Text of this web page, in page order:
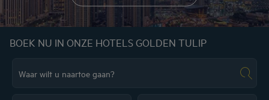
BOEK NU IN ONZE HOTELS GOLDEN TULIP